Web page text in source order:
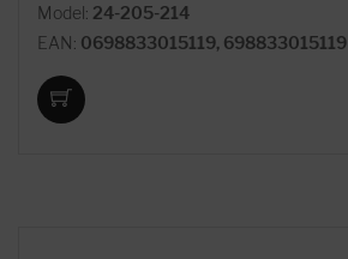
Model: 24-205-214
EAN: 0698833015119, 698833015119